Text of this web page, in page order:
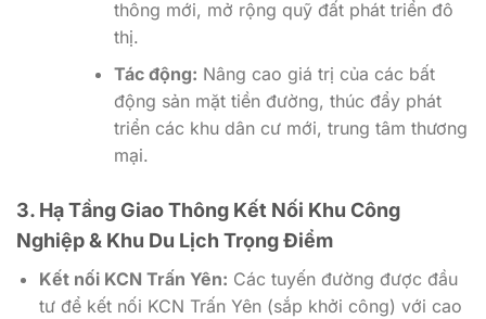
thông mới, mở rộng quỹ đất phát triển đô
thị.
Tác động: Nâng cao giá trị của các bất
động sản mặt tiền đường, thúc đẩy phát
triển các khu dân cư mới, trung tâm thương
mại.
3. Hạ Tầng Giao Thông Kết Nối Khu Công
Nghiệp & Khu Du Lịch Trọng Điểm
Kết nối KCN Trấn Yên: Các tuyến đường được đầu
tư để kết nối KCN Trấn Yên (sắp khởi công) với cao